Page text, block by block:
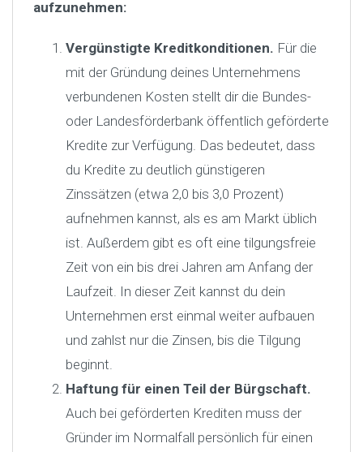
aufzunehmen:
Vergünstigte Kreditkonditionen. Für die
mit der Gründung deines Unternehmens
verbundenen Kosten stellt dir die Bundes-
oder Landesförderbank öffentlich geförderte
Kredite zur Verfügung. Das bedeutet, dass
du Kredite zu deutlich günstigeren
Zinssätzen (etwa 2,0 bis 3,0 Prozent)
aufnehmen kannst, als es am Markt üblich
ist. Außerdem gibt es oft eine tilgungsfreie
Zeit von ein bis drei Jahren am Anfang der
Laufzeit. In dieser Zeit kannst du dein
Unternehmen erst einmal weiter aufbauen
und zahlst nur die Zinsen, bis die Tilgung
beginnt.
Haftung für einen Teil der Bürgschaft.
Auch bei geförderten Krediten muss der
Gründer im Normalfall persönlich für einen